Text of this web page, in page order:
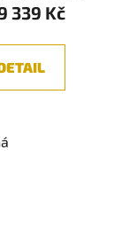
339 Kč